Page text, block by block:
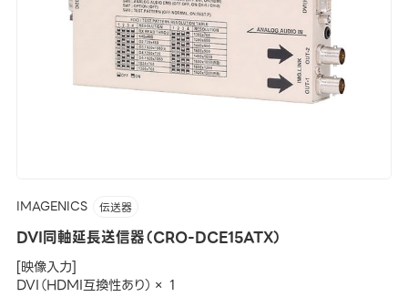
IMAGENICS 伝送器
DVI同軸延長送信器（CRO-DCE15ATX）
[映像入力]
DVI（HDMI互換性あり）× 1